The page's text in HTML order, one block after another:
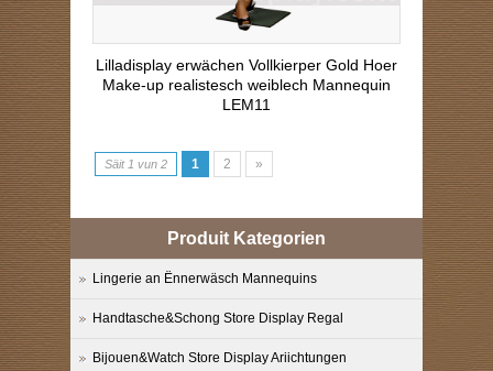
Lilladisplay erwächen Vollkierper Gold Hoer
Make-up realistesch weiblech Mannequin
LEM11
Säit 1 vun 2 1 2 »
Produit Kategorien
Lingerie an Ënnerwäsch Mannequins
Handtasche&Schong Store Display Regal
Bijouen&Watch Store Display Ariichtungen